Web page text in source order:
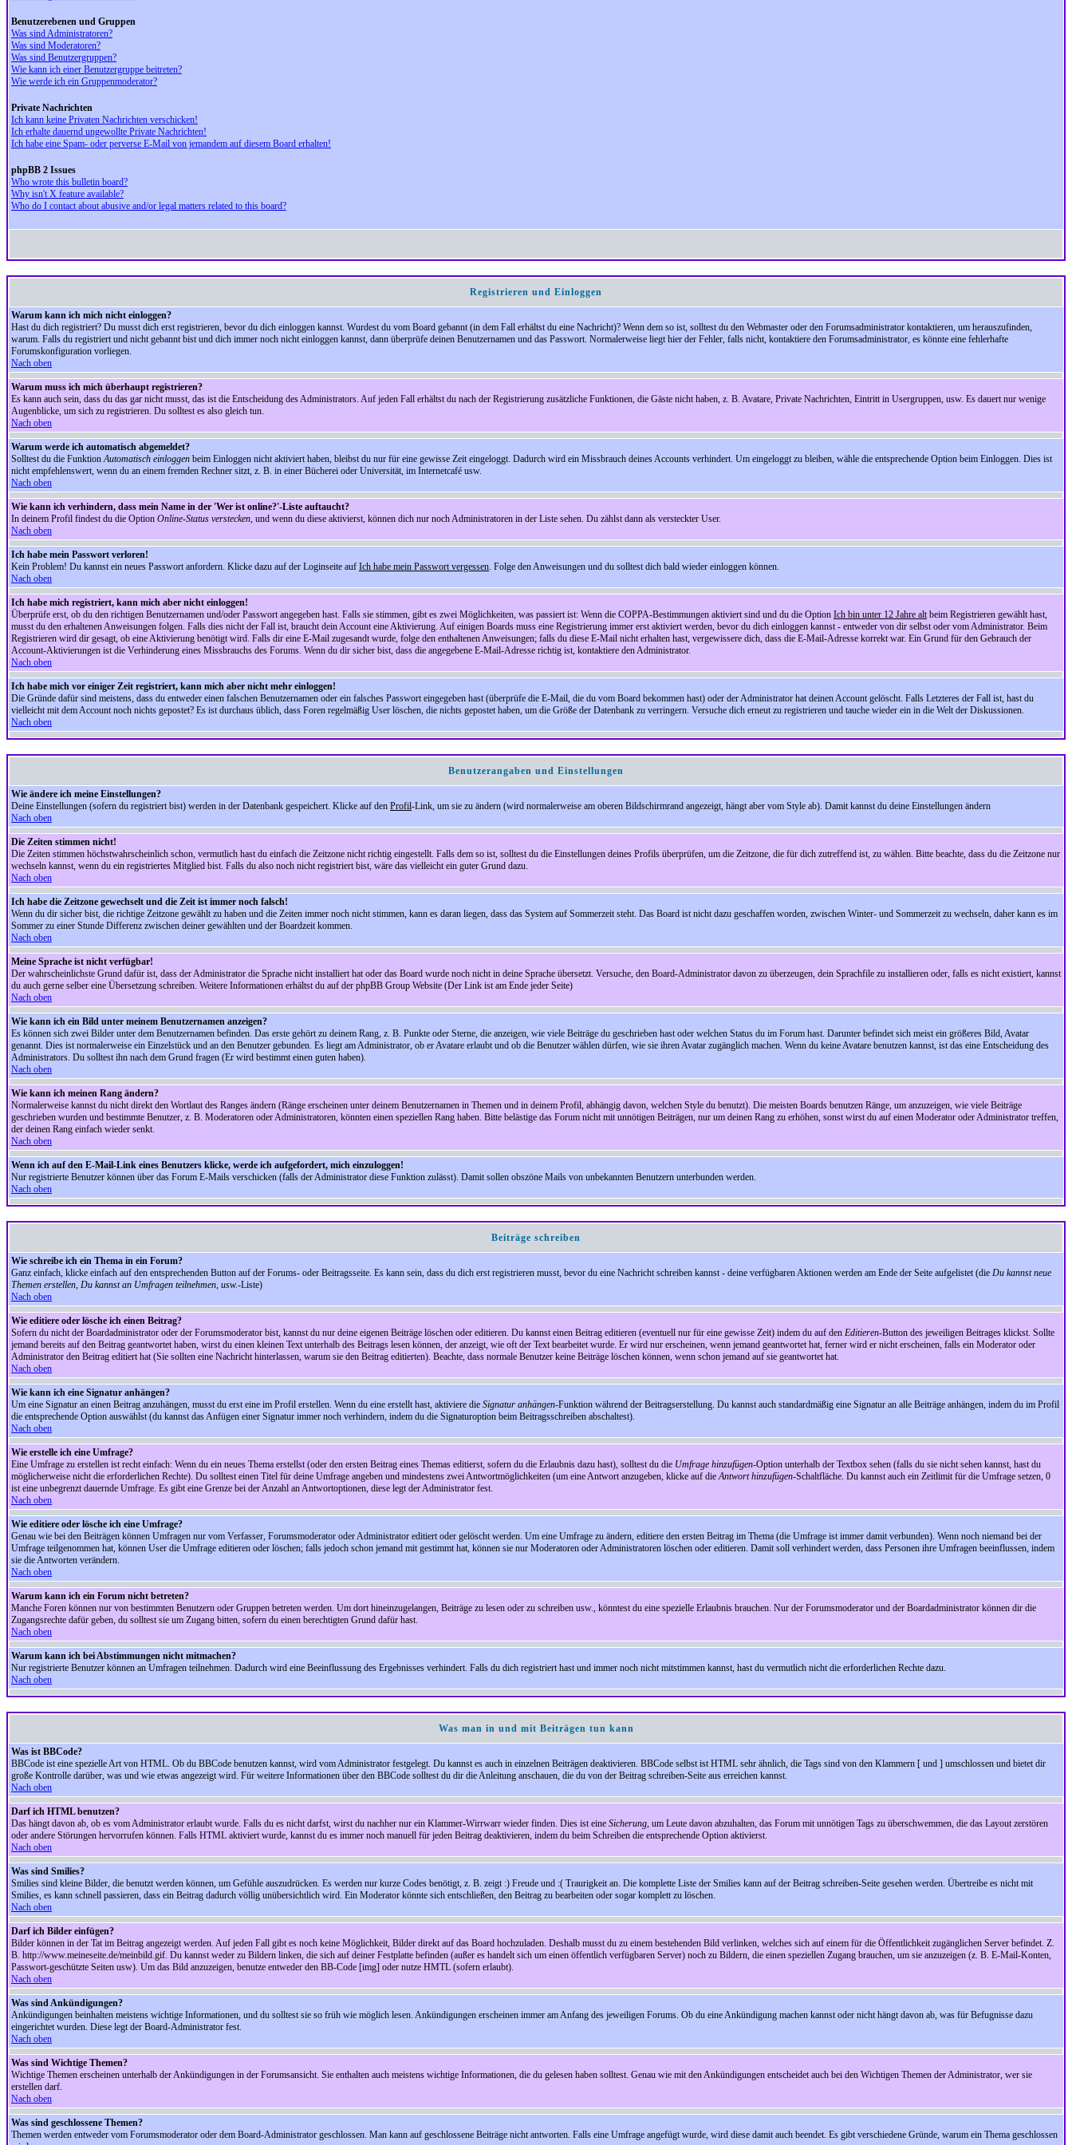
Benutzerebenen und Gruppen
Was sind Administratoren?
Was sind Moderatoren?
Was sind Benutzergruppen?
Wie kann ich einer Benutzergruppe beitreten?
Wie werde ich ein Gruppenmoderator?
Private Nachrichten
Ich kann keine Privaten Nachrichten verschicken!
Ich erhalte dauernd ungewollte Private Nachrichten!
Ich habe eine Spam- oder perverse E-Mail von jemandem auf diesem Board erhalten!
phpBB 2 Issues
Who wrote this bulletin board?
Why isn't X feature available?
Who do I contact about abusive and/or legal matters related to this board?
Registrieren und Einloggen
Warum kann ich mich nicht einloggen?
Hast du dich registriert? Du musst dich erst registrieren, bevor du dich einloggen kannst. Wurdest du vom Board gebannt (in dem Fall erhältst du eine Nachricht)? Wenn dem so ist, solltest du den Webmaster oder den Forumsadministrator kontaktieren, um herauszufinden,
warum. Falls du registriert und nicht gebannt bist und dich immer noch nicht einloggen kannst, dann überprüfe deinen Benutzernamen und das Passwort. Normalerweise liegt hier der Fehler, falls nicht, kontaktiere den Forumsadministrator, es könnte eine fehlerhafte
Forumskonfiguration vorliegen.
Nach oben
Warum muss ich mich überhaupt registrieren?
Es kann auch sein, dass du das gar nicht musst, das ist die Entscheidung des Administrators. Auf jeden Fall erhältst du nach der Registrierung zusätzliche Funktionen, die Gäste nicht haben, z. B. Avatare, Private Nachrichten, Eintritt in Usergruppen, usw. Es dauert nur wenige
Augenblicke, um sich zu registrieren. Du solltest es also gleich tun.
Nach oben
Warum werde ich automatisch abgemeldet?
Solltest du die FunktionAutomatisch einloggen beim Einloggen nicht aktiviert haben, bleibst du nur für eine gewisse Zeit eingeloggt. Dadurch wird ein Missbrauch deines Accounts verhindert. Um eingeloggt zu bleiben, wähle die entsprechende Option beim Einloggen. Dies ist
nicht empfehlenswert, wenn du an einem fremden Rechner sitzt, z. B. in einer Bücherei oder Universität, im Internetcafé usw.
Nach oben
Wie kann ich verhindern, dass mein Name in der 'Wer ist online?'-Liste auftaucht?
In deinem Profil findest du die Option Online-Status verstecken, und wenn du diese aktivierst, können dich nur noch Administratoren in der Liste sehen. Du zählst dann als versteckter User.
Nach oben
Ich habe mein Passwort verloren!
Kein Problem! Du kannst ein neues Passwort anfordern. Klicke dazu auf der Loginseite auf Ich habe mein Passwort vergessen. Folge den Anweisungen und du solltest dich bald wieder einloggen können.
Nach oben
Ich habe mich registriert, kann mich aber nicht einloggen!
Überprüfe erst, ob du den richtigen Benutzernamen und/oder Passwort angegeben hast. Falls sie stimmen, gibt es zwei Möglichkeiten, was passiert ist: Wenn die COPPA-Bestimmungen aktiviert sind und du die Option Ich bin unter 12 Jahre altbeim Registrieren gewählt hast,
musst du den erhaltenen Anweisungen folgen. Falls dies nicht der Fall ist, braucht dein Account eine Aktivierung. Auf einigen Boards muss eine Registrierung immer erst aktiviert werden, bevor du dich einloggen kannst - entweder von dir selbst oder vom Administrator. Beim
Registrieren wird dir gesagt, ob eine Aktivierung benötigt wird. Falls dir eine E-Mail zugesandt wurde, folge den enthaltenen Anweisungen; falls du diese E-Mail nicht erhalten hast, vergewissere dich, dass die E-Mail-Adresse korrekt war. Ein Grund für den Gebrauch der
Account-Aktivierungen ist die Verhinderung eines Missbrauchs des Forums. Wenn du dir sicher bist, dass die angegebene E-Mail-Adresse richtig ist, kontaktiere den Administrator.
Nach oben
Ich habe mich vor einiger Zeit registriert, kann mich aber nicht mehr einloggen!
Die Gründe dafür sind meistens, dass du entweder einen falschen Benutzernamen oder ein falsches Passwort eingegeben hast (überprüfe die E-Mail, die du vom Board bekommen hast) oder der Administrator hat deinen Account gelöscht. Falls Letzteres der Fall ist, hast du
vielleicht mit dem Account noch nichts gepostet? Es ist durchaus üblich, dass Foren regelmäßig User löschen, die nichts gepostet haben, um die Größe der Datenbank zu verringern. Versuche dich erneut zu registrieren und tauche wieder ein in die Welt der Diskussionen.
Nach oben
Benutzerangaben und Einstellungen
Wie ändere ich meine Einstellungen?
Deine Einstellungen (sofern du registriert bist) werden in der Datenbank gespeichert. Klicke auf den Profil-Link, um sie zu ändern (wird normalerweise am oberen Bildschirmrand angezeigt, hängt aber vom Style ab). Damit kannst du deine Einstellungen ändern
Nach oben
Die Zeiten stimmen nicht!
Die Zeiten stimmen höchstwahrscheinlich schon, vermutlich hast du einfach die Zeitzone nicht richtig eingestellt. Falls dem so ist, solltest du die Einstellungen deines Profils überprüfen, um die Zeitzone, die für dich zutreffend ist, zu wählen. Bitte beachte, dass du die Zeitzone nur
wechseln kannst, wenn du ein registriertes Mitglied bist. Falls du also noch nicht registriert bist, wäre das vielleicht ein guter Grund dazu.
Nach oben
Ich habe die Zeitzone gewechselt und die Zeit ist immer noch falsch!
Wenn du dir sicher bist, die richtige Zeitzone gewählt zu haben und die Zeiten immer noch nicht stimmen, kann es daran liegen, dass das System auf Sommerzeit steht. Das Board ist nicht dazu geschaffen worden, zwischen Winter- und Sommerzeit zu wechseln, daher kann es im
Sommer zu einer Stunde Differenz zwischen deiner gewählten und der Boardzeit kommen.
Nach oben
Meine Sprache ist nicht verfügbar!
Der wahrscheinlichste Grund dafür ist, dass der Administrator die Sprache nicht installiert hat oder das Board wurde noch nicht in deine Sprache übersetzt. Versuche, den Board-Administrator davon zu überzeugen, dein Sprachfile zu installieren oder, falls es nicht existiert, kannst
du auch gerne selber eine Übersetzung schreiben. Weitere Informationen erhältst du auf der phpBB Group Website (Der Link ist am Ende jeder Seite)
Nach oben
Wie kann ich ein Bild unter meinem Benutzernamen anzeigen?
Es können sich zwei Bilder unter dem Benutzernamen befinden. Das erste gehört zu deinem Rang, z. B. Punkte oder Sterne, die anzeigen, wie viele Beiträge du geschrieben hast oder welchen Status du im Forum hast. Darunter befindet sich meist ein größeres Bild, Avatar
genannt. Dies ist normalerweise ein Einzelstück und an den Benutzer gebunden. Es liegt am Administrator, ob er Avatare erlaubt und ob die Benutzer wählen dürfen, wie sie ihren Avatar zugänglich machen. Wenn du keine Avatare benutzen kannst, ist das eine Entscheidung des
Administrators. Du solltest ihn nach dem Grund fragen (Er wird bestimmt einen guten haben).
Nach oben
Wie kann ich meinen Rang ändern?
Normalerweise kannst du nicht direkt den Wortlaut des Ranges ändern (Ränge erscheinen unter deinem Benutzernamen in Themen und in deinem Profil, abhängig davon, welchen Style du benutzt). Die meisten Boards benutzen Ränge, um anzuzeigen, wie viele Beiträge
geschrieben wurden und bestimmte Benutzer, z. B. Moderatoren oder Administratoren, könnten einen speziellen Rang haben. Bitte belästige das Forum nicht mit unnötigen Beiträgen, nur um deinen Rang zu erhöhen, sonst wirst du auf einen Moderator oder Administrator treffen,
der deinen Rang einfach wieder senkt.
Nach oben
Wenn ich auf den E-Mail-Link eines Benutzers klicke, werde ich aufgefordert, mich einzuloggen!
Nur registrierte Benutzer können über das Forum E-Mails verschicken (falls der Administrator diese Funktion zulässt). Damit sollen obszöne Mails von unbekannten Benutzern unterbunden werden.
Nach oben
Beiträge schreiben
Wie schreibe ich ein Thema in ein Forum?
Ganz einfach, klicke einfach auf den entsprechenden Button auf der Forums- oder Beitragsseite. Es kann sein, dass du dich erst registrieren musst, bevor du eine Nachricht schreiben kannst - deine verfügbaren Aktionen werden am Ende der Seite aufgelistet (die Du kannst neue
Themen erstellen, Du kannst an Umfragen teilnehmen, usw.-Liste)
Nach oben
Wie editiere oder lösche ich einen Beitrag?
Sofern du nicht der Boardadministrator oder der Forumsmoderator bist, kannst du nur deine eigenen Beiträge löschen oder editieren. Du kannst einen Beitrag editieren (eventuell nur für eine gewisse Zeit) indem du auf den Editieren-Button des jeweiligen Beitrages klickst. Sollte
jemand bereits auf den Beitrag geantwortet haben, wirst du einen kleinen Text unterhalb des Beitrags lesen können, der anzeigt, wie oft der Text bearbeitet wurde. Er wird nur erscheinen, wenn jemand geantwortet hat, ferner wird er nicht erscheinen, falls ein Moderator oder
Administrator den Beitrag editiert hat (Sie sollten eine Nachricht hinterlassen, warum sie den Beitrag editierten). Beachte, dass normale Benutzer keine Beiträge löschen können, wenn schon jemand auf sie geantwortet hat.
Nach oben
Wie kann ich eine Signatur anhängen?
Um eine Signatur an einen Beitrag anzuhängen, musst du erst eine im Profil erstellen. Wenn du eine erstellt hast, aktiviere die Signatur anhängen-Funktion während der Beitragserstellung. Du kannst auch standardmäßig eine Signatur an alle Beiträge anhängen, indem du im Profil
die entsprechende Option auswählst (du kannst das Anfügen einer Signatur immer noch verhindern, indem du die Signaturoption beim Beitragsschreiben abschaltest).
Nach oben
Wie erstelle ich eine Umfrage?
Eine Umfrage zu erstellen ist recht einfach: Wenn du ein neues Thema erstellst (oder den ersten Beitrag eines Themas editierst, sofern du die Erlaubnis dazu hast), solltest du die Umfrage hinzufügen-Option unterhalb der Textbox sehen (falls du sie nicht sehen kannst, hast du
möglicherweise nicht die erforderlichen Rechte). Du solltest einen Titel für deine Umfrage angeben und mindestens zwei Antwortmöglichkeiten (um eine Antwort anzugeben, klicke auf dieAntwort hinzufügen-Schaltfläche. Du kannst auch ein Zeitlimit für die Umfrage setzen, 0
ist eine unbegrenzt dauernde Umfrage. Es gibt eine Grenze bei der Anzahl an Antwortoptionen, diese legt der Administrator fest.
Nach oben
Wie editiere oder lösche ich eine Umfrage?
Genau wie bei den Beiträgen können Umfragen nur vom Verfasser, Forumsmoderator oder Administrator editiert oder gelöscht werden. Um eine Umfrage zu ändern, editiere den ersten Beitrag im Thema (die Umfrage ist immer damit verbunden). Wenn noch niemand bei der
Umfrage teilgenommen hat, können User die Umfrage editieren oder löschen; falls jedoch schon jemand mit gestimmt hat, können sie nur Moderatoren oder Administratoren löschen oder editieren. Damit soll verhindert werden, dass Personen ihre Umfragen beeinflussen, indem
sie die Antworten verändern.
Nach oben
Warum kann ich ein Forum nicht betreten?
Manche Foren können nur von bestimmten Benutzern oder Gruppen betreten werden. Um dort hineinzugelangen, Beiträge zu lesen oder zu schreiben usw., könntest du eine spezielle Erlaubnis brauchen. Nur der Forumsmoderator und der Boardadministrator können dir die
Zugangsrechte dafür geben, du solltest sie um Zugang bitten, sofern du einen berechtigten Grund dafür hast.
Nach oben
Warum kann ich bei Abstimmungen nicht mitmachen?
Nur registrierte Benutzer können an Umfragen teilnehmen. Dadurch wird eine Beeinflussung des Ergebnisses verhindert. Falls du dich registriert hast und immer noch nicht mitstimmen kannst, hast du vermutlich nicht die erforderlichen Rechte dazu.
Nach oben
Was man in und mit Beiträgen tun kann
Was ist BBCode?
BBCode ist eine spezielle Art von HTML. Ob du BBCode benutzen kannst, wird vom Administrator festgelegt. Du kannst es auch in einzelnen Beiträgen deaktivieren. BBCode selbst ist HTML sehr ähnlich, die Tags sind von den Klammern [ und ] umschlossen und bietet dir
große Kontrolle darüber, was und wie etwas angezeigt wird. Für weitere Informationen über den BBCode solltest du dir die Anleitung anschauen, die du von der Beitrag schreiben-Seite aus erreichen kannst.
Nach oben
Darf ich HTML benutzen?
Das hängt davon ab, ob es vom Administrator erlaubt wurde. Falls du es nicht darfst, wirst du nachher nur ein Klammer-Wirrwarr wieder finden. Dies ist eine Sicherung, um Leute davon abzuhalten, das Forum mit unnötigen Tags zu überschwemmen, die das Layout zerstören
oder andere Störungen hervorrufen können. Falls HTML aktiviert wurde, kannst du es immer noch manuell für jeden Beitrag deaktivieren, indem du beim Schreiben die entsprechende Option aktivierst.
Nach oben
Was sind Smilies?
Smilies sind kleine Bilder, die benutzt werden können, um Gefühle auszudrücken. Es werden nur kurze Codes benötigt, z. B. zeigt :) Freude und :( Traurigkeit an. Die komplette Liste der Smilies kann auf der Beitrag schreiben-Seite gesehen werden. Übertreibe es nicht mit
Smilies, es kann schnell passieren, dass ein Beitrag dadurch völlig unübersichtlich wird. Ein Moderator könnte sich entschließen, den Beitrag zu bearbeiten oder sogar komplett zu löschen.
Nach oben
Darf ich Bilder einfügen?
Bilder können in der Tat im Beitrag angezeigt werden. Auf jeden Fall gibt es noch keine Möglichkeit, Bilder direkt auf das Board hochzuladen. Deshalb musst du zu einem bestehenden Bild verlinken, welches sich auf einem für die Öffentlichkeit zugänglichen Server befindet. Z.
B. http://www.meineseite.de/meinbild.gif. Du kannst weder zu Bildern linken, die sich auf deiner Festplatte befinden (außer es handelt sich um einen öffentlich verfügbaren Server) noch zu Bildern, die einen speziellen Zugang brauchen, um sie anzuzeigen (z. B. E-Mail-Konten,
Passwort-geschützte Seiten usw). Um das Bild anzuzeigen, benutze entweder den BB-Code [img] oder nutze HMTL (sofern erlaubt).
Nach oben
Was sind Ankündigungen?
Ankündigungen beinhalten meistens wichtige Informationen, und du solltest sie so früh wie möglich lesen. Ankündigungen erscheinen immer am Anfang des jeweiligen Forums. Ob du eine Ankündigung machen kannst oder nicht hängt davon ab, was für Befugnisse dazu
eingerichtet wurden. Diese legt der Board-Administrator fest.
Nach oben
Was sind Wichtige Themen?
Wichtige Themen erscheinen unterhalb der Ankündigungen in der Forumsansicht. Sie enthalten auch meistens wichtige Informationen, die du gelesen haben solltest. Genau wie mit den Ankündigungen entscheidet auch bei den Wichtigen Themen der Administrator, wer sie
erstellen darf.
Nach oben
Was sind geschlossene Themen?
Themen werden entweder vom Forumsmoderator oder dem Board-Administrator geschlossen. Man kann auf geschlossene Beiträge nicht antworten. Falls eine Umfrage angefügt wurde, wird diese damit auch beendet. Es gibt verschiedene Gründe, warum ein Thema geschlossen